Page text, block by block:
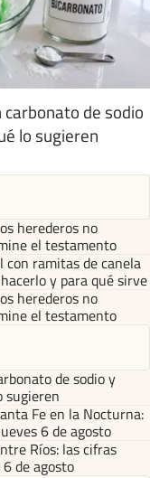
de sodio
lo sugieren
herederos no
el testamento
ramitas de canela
y para qué sirve
herederos no
el testamento
de sodio y
sugieren
Fe en la Nocturna:
6 de agosto
Ríos: las cifras
de agosto